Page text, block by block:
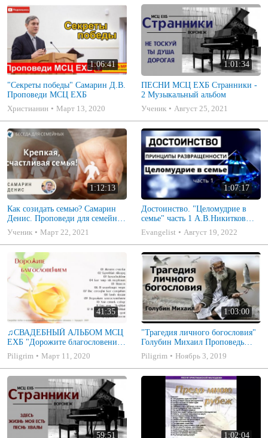
1:06:41
"Секреты победы" Самарин Д.В.
Проповеди МСЦ ЕХБ
Христианин
Март 13, 2020
1:01:34
ПЕСНИ МСЦ ЕХБ Странники -
2 Музыкальный альбом
Ученик
Август 25, 2021
1:12:13
Как созидать семью? Самарин
Денис. Проповеди для семейных
МСЦ ЕХБ
Ученик Март 22, 2021
1:07:17
Достоинство. "Целомудрие в
семье" часть 1 А.В.Никитков
Беседа для семейных МСЦ ЕХБ
Evangelist Август 19, 2022
41:35
♫СВАДЕБНЫЙ АЛЬБОМ МСЦ
ЕХБ "Дорожите благословением
- Христианские песни.
Музыкальный диск. Псалмы
Piligrim Март 11, 2020
1:03:00
"Трагедия личного богословия"
Голубин Михаил Проповедь
2019
Piligrim Ноябрь 3, 2019
59:51 1:02:04